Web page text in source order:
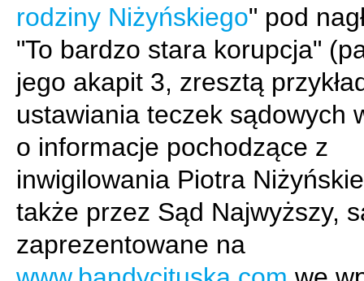
rodziny Niżyńskiego" pod
"To bardzo stara korupcja"
jego akapit 3, zresztą
ustawiania teczek sądowych
o informacje pochodzące z
inwigilowania Piotra
także przez Sąd Najwyższy,
zaprezentowane na